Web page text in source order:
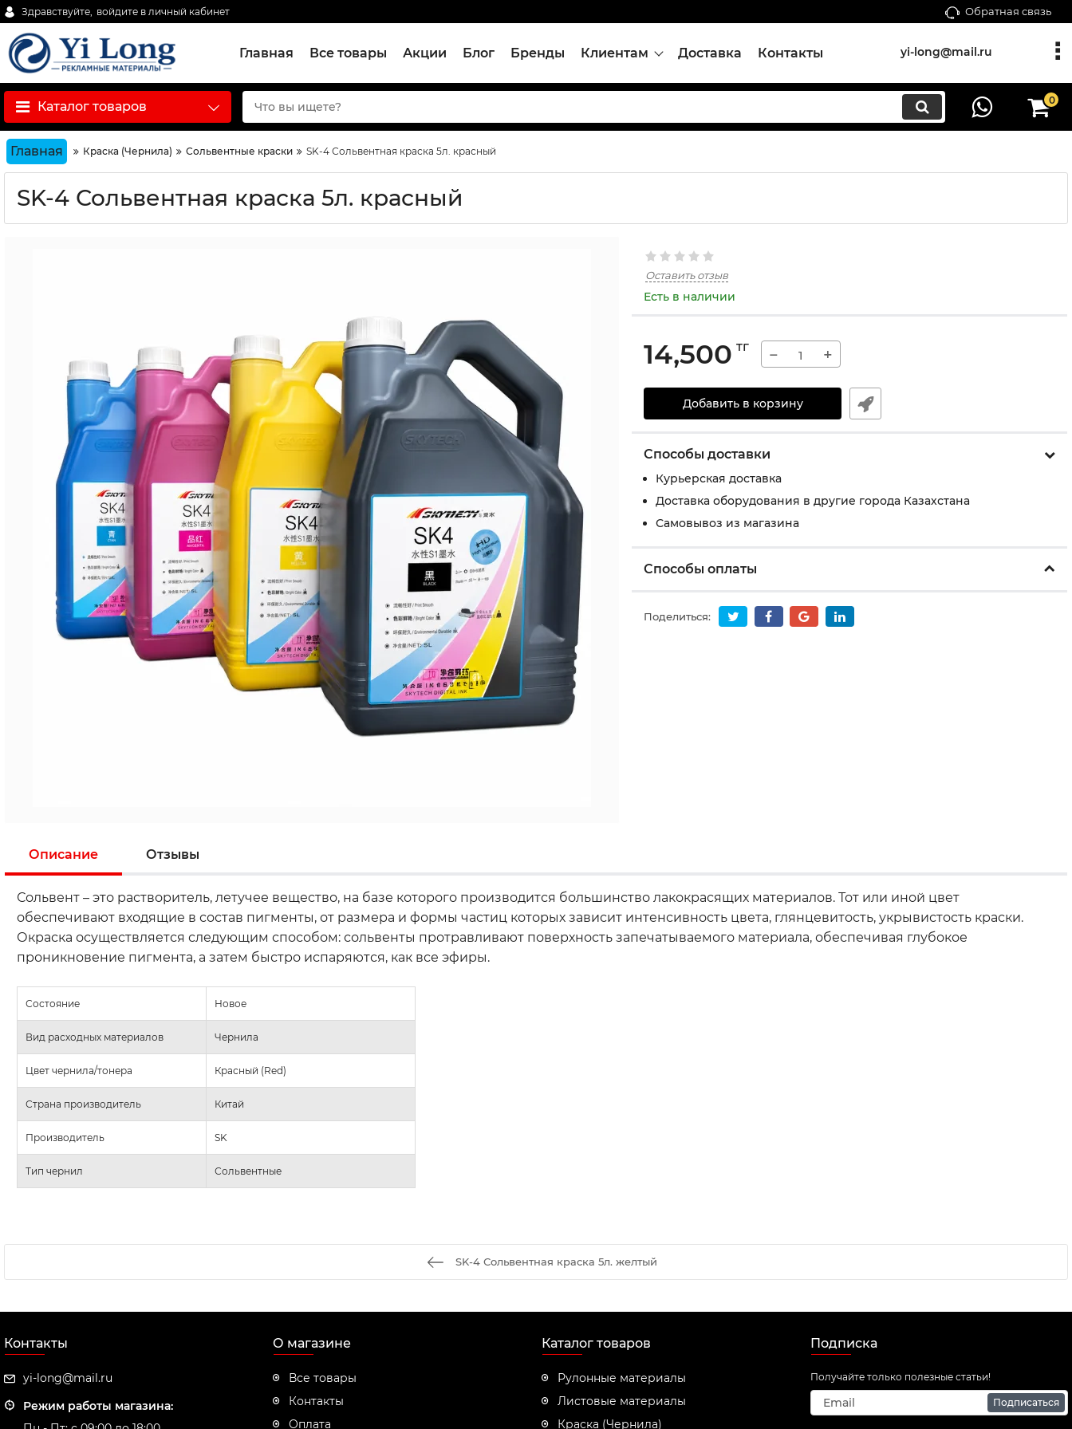
Здравствуйте, войдите в личный кабинет Обратная связь
Главная Все товары Акции Блог Бренды Клиентам Доставка Контакты yi-long@mail.ru
Каталог товаров 0
Главная Краска (Чернила) Сольвентные краски SK-4 Сольвентная краска 5л. красный
SK-4 Сольвентная краска 5л. красный
Оставить отзыв
Есть в наличии
14,500 тг − +
Добавить в корзину
Способы доставки
Курьерская доставка
Доставка оборудования в другие города Казахстана
Самовывоз из магазина
Способы оплаты
Поделиться:
Описание Отзывы
Сольвент – это растворитель, летучее вещество, на базе которого производится большинство лакокрасящих материалов. Тот или иной цвет
обеспечивают входящие в состав пигменты, от размера и формы частиц которых зависит интенсивность цвета, глянцевитость, укрывистость краски.
Окраска осуществляется следующим способом: сольвенты протравливают поверхность запечатываемого материала, обеспечивая глубокое
проникновение пигмента, а затем быстро испаряются, как все эфиры.
Состояние Новое
Вид расходных материалов Чернила
Цвет чернила/тонера Красный (Red)
Страна производитель Китай
Производитель SK
Тип чернил Сольвентные
SK-4 Сольвентная краска 5л. желтый
Контакты
yi-long@mail.ru
Режим работы магазина:
О магазине
Все товары
Контакты
Оплата
Каталог товаров
Рулонные материалы
Листовые материалы
Краска (Чернила)
Подписка
Получайте только полезные статьи!
Подписаться